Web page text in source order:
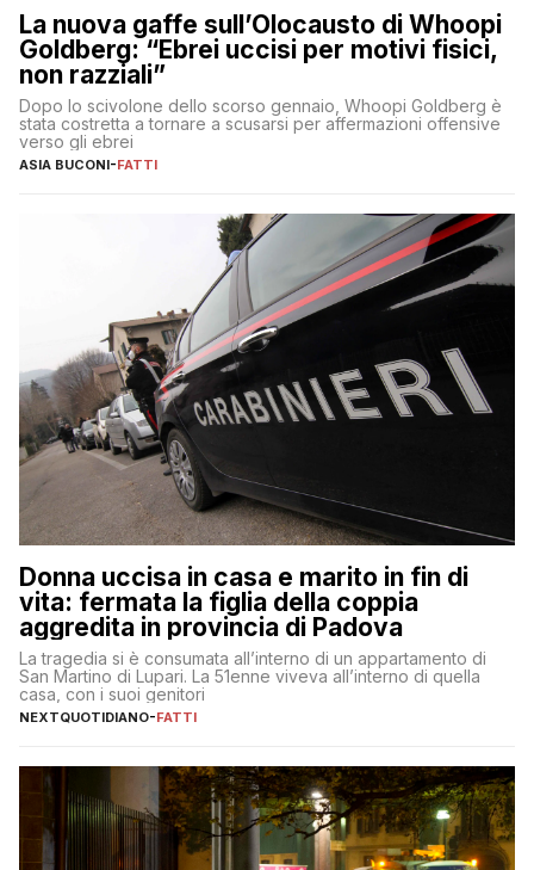
La nuova gaffe sull’Olocausto di Whoopi
Goldberg: “Ebrei uccisi per motivi fisici,
non razziali”
Dopo lo scivolone dello scorso gennaio, Whoopi Goldberg è
stata costretta a tornare a scusarsi per affermazioni offensive
verso gli ebrei
ASIA BUCONI-FATTI
Donna uccisa in casa e marito in fin di
vita: fermata la figlia della coppia
aggredita in provincia di Padova
La tragedia si è consumata all’interno di un appartamento di
San Martino di Lupari. La 51enne viveva all’interno di quella
casa, con i suoi genitori
NEXTQUOTIDIANO-FATTI